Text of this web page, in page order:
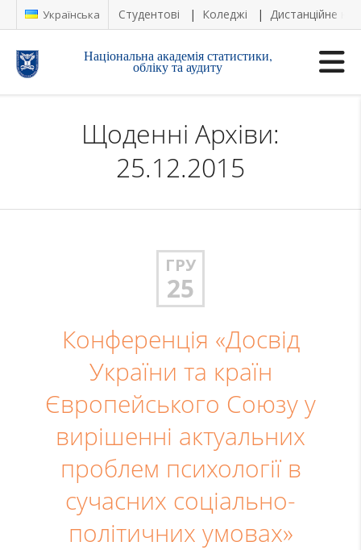
Українська Студентові Коледжі Дистанційне
Національна академія статистики,
обліку та аудиту
Щоденні Архіви:
25.12.2015
ГРУ
25
Конференція «Досвід
України та країн
Європейського Союзу у
вирішенні актуальних
проблем психології в
сучасних соціально-
політичних умовах»